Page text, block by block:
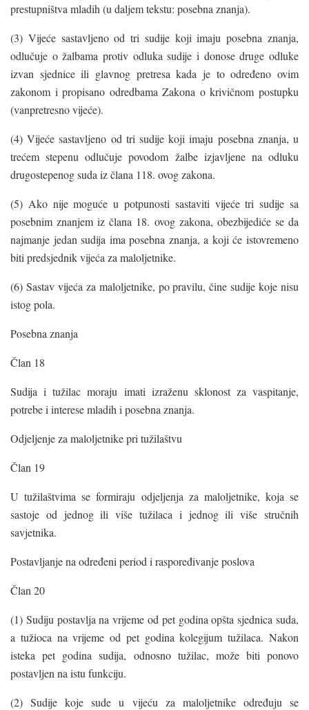
prestupništva mladih (u daljem tekstu: posebna znanja).
(3) Vijeće sastavljeno od tri sudije koji imaju posebna znanja,
odlučuje o žalbama protiv odluka sudije i donose druge odluke
izvan sjednice ili glavnog pretresa kada je to određeno ovim
zakonom i propisano odredbama Zakona o krivičnom postupku
(vanpretresno vijeće).
(4) Vijeće sastavljeno od tri sudije koji imaju posebna znanja, u
trećem stepenu odlučuje povodom žalbe izjavljene na odluku
drugostepenog suda iz člana 118. ovog zakona.
(5) Ako nije moguće u potpunosti sastaviti vijeće tri sudije sa
posebnim znanjem iz člana 18. ovog zakona, obezbijediće se da
najmanje jedan sudija ima posebna znanja, a koji će istovremeno
biti predsjednik vijeća za maloljetnike.
(6) Sastav vijeća za maloljetnike, po pravilu, čine sudije koje nisu
istog pola.
Posebna znanja
Član 18
Sudija i tužilac moraju imati izraženu sklonost za vaspitanje,
potrebe i interese mladih i posebna znanja.
Odjeljenje za maloljetnike pri tužilaštvu
Član 19
U tužilaštvima se formiraju odjeljenja za maloljetnike, koja se
sastoje od jednog ili više tužilaca i jednog ili više stručnih
savjetnika.
Postavljanje na određeni period i raspoređivanje poslova
Član 20
(1) Sudiju postavlja na vrijeme od pet godina opšta sjednica suda,
a tužioca na vrijeme od pet godina kolegijum tužilaca. Nakon
isteka pet godina sudija, odnosno tužilac, može biti ponovo
postavljen na istu funkciju.
(2) Sudije koje sude u vijeću za maloljetnike određuju se